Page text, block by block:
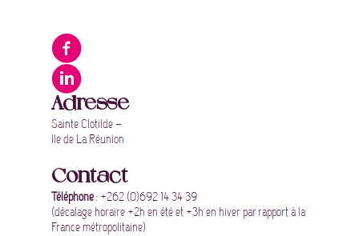
Adresse
Sainte Clotilde –
Ile de La Réunion
Contact
Téléphone: +262 (0)692 14 34 39
(décalage horaire +2h en été et +3h en hiver par rapport à la
France métropolitaine)